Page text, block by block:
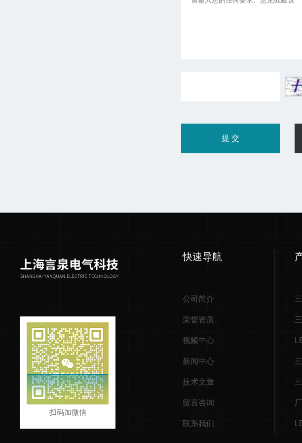
扫码加微信
快速导航
公司简介
荣誉资质
视频中心
新闻中心
技术文章
留言咨询
联系我们